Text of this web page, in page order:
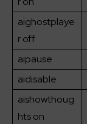
aighostplaye
r off
aipause
aidisable
aishowthoug
hts on